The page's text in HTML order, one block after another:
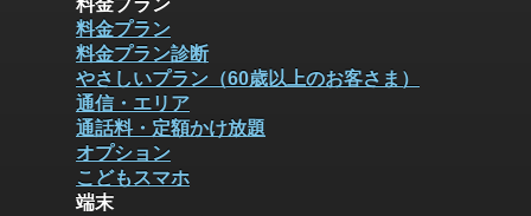
料金プラン
料金プラン
料金プラン診断
やさしいプラン（60歳以上のお客さま）
通信・エリア
通話料・定額かけ放題
オプション
こどもスマホ
端末